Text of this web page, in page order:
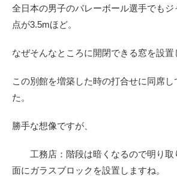
全日本の男子のバレーボール選手でも
点が3.5mほど。
なぜそんなところに開閉できる窓を設置
この別館を増築した時の打合せに同席
た。
勝手な想像ですが、
工務店：階段は暗くなるので明り取
面にガラスブロックを設置しますね。